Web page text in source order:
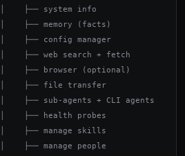
├── system info
├── memory (facts)
├── config manager
├── web search + fetch
├── browser (optional)
├── file transfer
├── sub-agents + CLI agents
├── health probes
├── manage skills
├── manage people